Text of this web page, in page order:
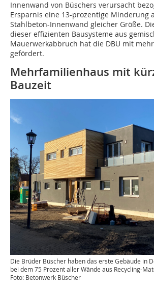
Innenwand von Büschers verursacht
Ersparnis eine 13-prozentige Minderung
Stahlbeton-Innenwand gleicher Größe.
dieser effizienten Bausysteme aus
Mauerwerkabbruch hat die DBU mit
gefördert.
Mehrfamilienhaus mit
Bauzeit
Die Brüder Büscher haben das erste Gebäude in
bei dem 75 Prozent aller Wände aus Recycling-
Foto: Betonwerk Büscher